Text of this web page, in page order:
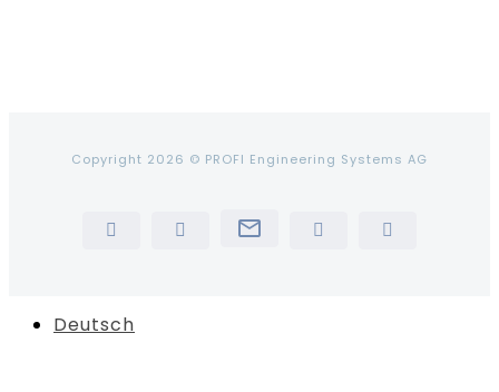
Copyright 2026 © PROFI Engineering Systems AG
LinkedInYouTubeNewsletterInstagramTiktok
Deutsch